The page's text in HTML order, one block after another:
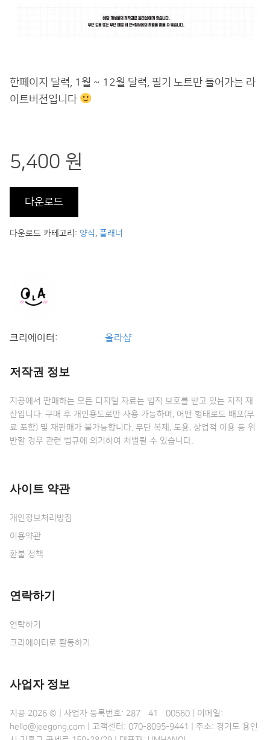
한페이지 달력, 1월 ~ 12월 달력, 필기 노트만 들어가는 라
이트버전입니다
5,400 원
다운로드
다운로드 카테고리: 양식, 플래너
크리에이터: 올라샵
저작권 정보
지공에서 판매하는 모든 디지털 자료는 법적 보호를 받고 있는 지적 재
산입니다. 구매 후 개인용도로만 사용 가능하며, 어떤 형태로도 배포(무
료 포함) 및 재판매가 불가능합니다. 무단 복제, 도용, 상업적 이용 등 위
반할 경우 관련 법규에 의거하여 처벌될 수 있습니다.
사이트 약관
개인정보처리방침
이용약관
환불 정책
연락하기
연락하기
크리에이터로 활동하기
사업자 정보
지공 2026 © | 사업자 등록번호: 287•41•00560 | 이메일:
hello@jeegong.com | 고객센터: 070-8095-9441 | 주소: 경기도 용인